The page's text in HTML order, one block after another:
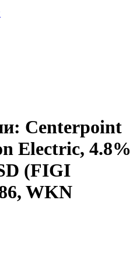
Centerpoint
Electric, 4.8%
(FIGI
WKN